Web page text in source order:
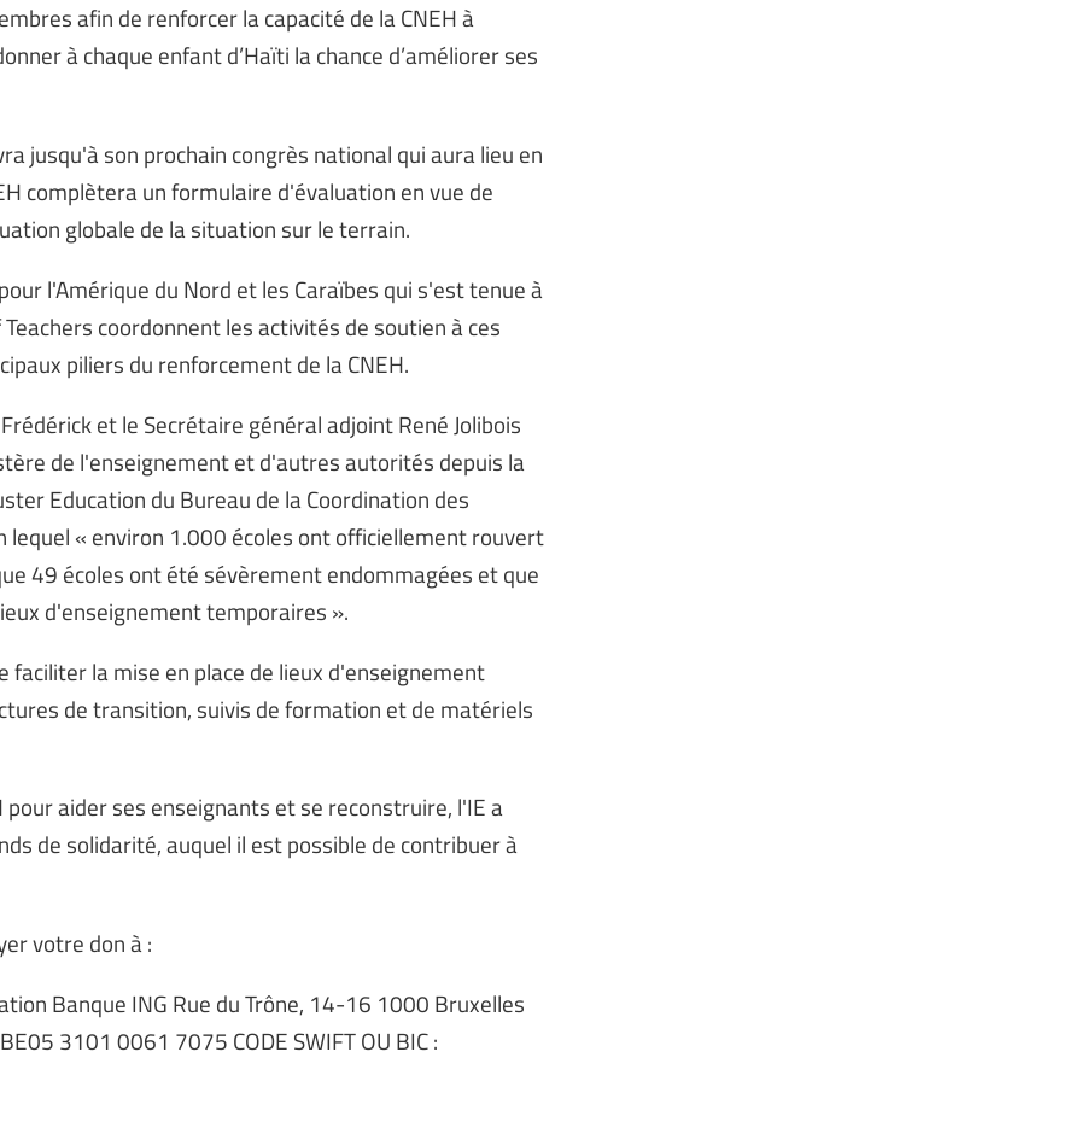
afin de renforcer la capacité de la CNEH à
à chaque enfant d’Haïti la chance d’améliorer ses
jusqu'à son prochain congrès national qui aura lieu en
complètera un formulaire d'évaluation en vue de
globale de la situation sur le terrain.
l'Amérique du Nord et les Caraïbes qui s'est tenue à
coordonnent les activités de soutien à ces
piliers du renforcement de la CNEH.
et le Secrétaire général adjoint René Jolibois
de l'enseignement et d'autres autorités depuis la
Education du Bureau de la Coordination des
« environ 1.000 écoles ont officiellement rouvert
49 écoles ont été sévèrement endommagées et que
d'enseignement temporaires ».
la mise en place de lieux d'enseignement
de transition, suivis de formation et de matériels
aider ses enseignants et se reconstruire, l'IE a
de solidarité, auquel il est possible de contribuer à
votre don à :
Banque ING Rue du Trône, 14-16 1000 Bruxelles
3101 0061 7075 CODE SWIFT OU BIC :